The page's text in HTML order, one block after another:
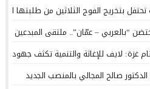
تحتفل بتخريج الفوج الثلاثين من طلبتها
“بالعربي – عمّان”.. ملتقى المبدعين
غزة: لايف للإغاثة والتنمية تكثف
صالح المجالي بالمنصب الجديد